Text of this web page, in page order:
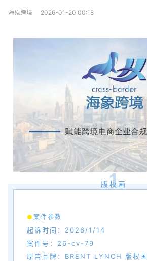
海象跨境 2026-01-20 00:18
1
版权画
● 案件参数
起诉时间：2026/1/14
案件号：26-cv-79
原告品牌：BRENT LYNCH 版权画